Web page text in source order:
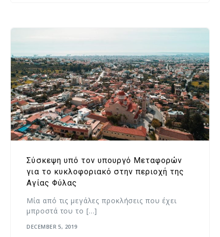
Σύσκεψη υπό τον υπουργό Μεταφορών
για το κυκλοφοριακό στην περιοχή της
Αγίας Φύλας
Μία από τις μεγάλες προκλήσεις που έχει
μπροστά του το […]
DECEMBER 5, 2019